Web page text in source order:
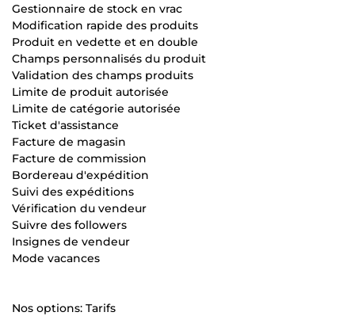
Gestionnaire de stock en vrac
Modification rapide des produits
Produit en vedette et en double
Champs personnalisés du produit
Validation des champs produits
Limite de produit autorisée
Limite de catégorie autorisée
Ticket d'assistance
Facture de magasin
Facture de commission
Bordereau d'expédition
Suivi des expéditions
Vérification du vendeur
Suivre des followers
Insignes de vendeur
Mode vacances
Nos options: Tarifs